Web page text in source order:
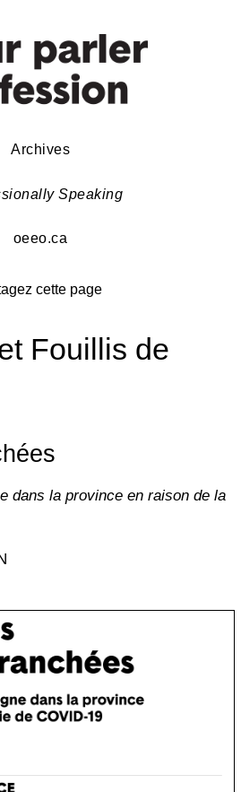
Archives
Speaking
oeeo.ca
cette page
Fouillis de
dans la province en raison de la